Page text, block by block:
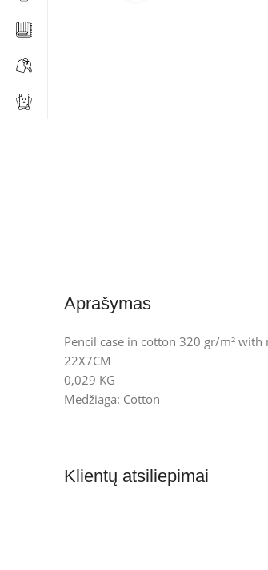
Aprašymas
Pencil case in cotton 320 gr/m²
22X7CM
0,029 KG
Medžiaga: Cotton
Klientų atsiliepimai